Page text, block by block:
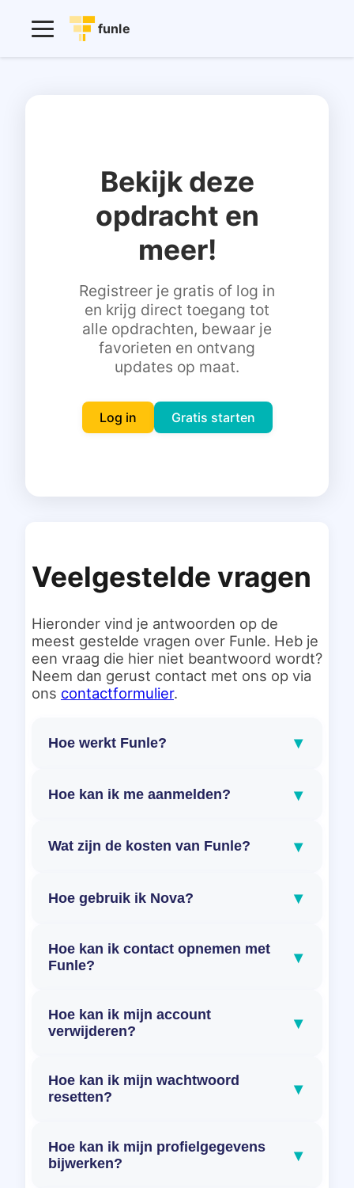
funle
Inloggen
Gratis starten
Bekijk deze
opdracht en
meer!
Registreer je gratis of log in
en krijg direct toegang tot
alle opdrachten, bewaar je
favorieten en ontvang
updates op maat.
Log in Gratis starten
Veelgestelde vragen
Hieronder vind je antwoorden op de
meest gestelde vragen over Funle. Heb je
een vraag die hier niet beantwoord wordt?
Neem dan gerust contact met ons op via
ons contactformulier.
Hoe werkt Funle? ▾
Hoe kan ik me aanmelden? ▾
Wat zijn de kosten van Funle? ▾
Hoe gebruik ik Nova? ▾
Hoe kan ik contact opnemen met
Funle?
▾
Hoe kan ik mijn account
verwijderen?
▾
Hoe kan ik mijn wachtwoord
resetten?
▾
Hoe kan ik mijn profielgegevens
bijwerken?
▾